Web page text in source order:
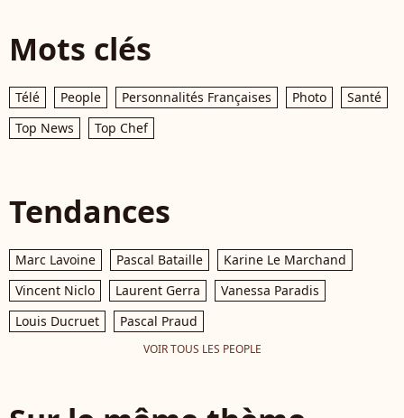
Mots clés
Télé People Personnalités Françaises Photo
Santé
Top News
Top Chef
Tendances
Marc Lavoine Pascal Bataille
Karine Le Marchand
Vincent Niclo
Laurent Gerra
Vanessa Paradis
Louis Ducruet
Pascal Praud
VOIR TOUS LES PEOPLE